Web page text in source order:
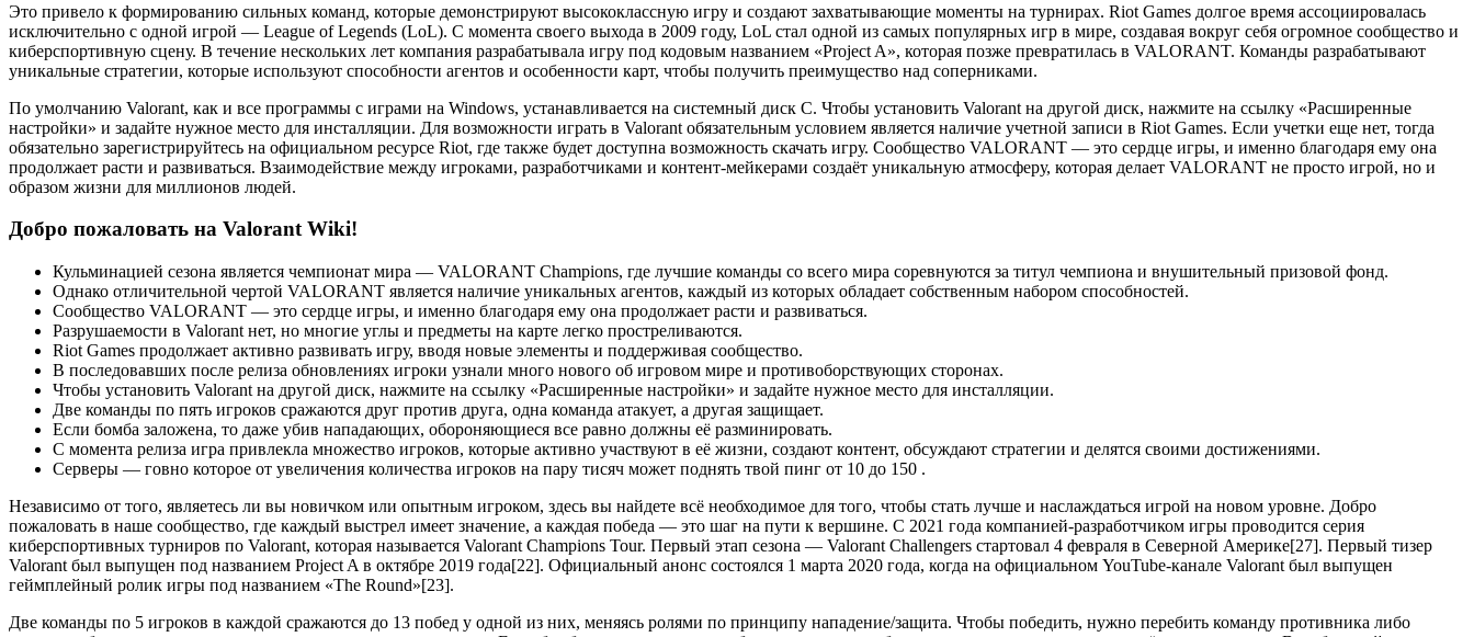
Это привело к формированию сильных команд, которые демонстрируют высококлассную игру и создают захватывающие моменты на турнирах. Riot Games долгое время ассоциировалась
исключительно с одной игрой — League of Legends (LoL). С момента своего выхода в 2009 году, LoL стал одной из самых популярных игр в мире, создавая вокруг себя огромное сообщество и
киберспортивную сцену. В течение нескольких лет компания разрабатывала игру под кодовым названием «Project A», которая позже превратилась в VALORANT. Команды разрабатывают
уникальные стратегии, которые используют способности агентов и особенности карт, чтобы получить преимущество над соперниками.
По умолчанию Valorant, как и все программы с играми на Windows, устанавливается на системный диск C. Чтобы установить Valorant на другой диск, нажмите на ссылку «Расширенные
настройки» и задайте нужное место для инсталляции. Для возможности играть в Valorant обязательным условием является наличие учетной записи в Riot Games. Если учетки еще нет, тогда
обязательно зарегистрируйтесь на официальном ресурсе Riot, где также будет доступна возможность скачать игру. Сообщество VALORANT — это сердце игры, и именно благодаря ему она
продолжает расти и развиваться. Взаимодействие между игроками, разработчиками и контент-мейкерами создаёт уникальную атмосферу, которая делает VALORANT не просто игрой, но и
образом жизни для миллионов людей.
Добро пожаловать на Valorant Wiki!
Кульминацией сезона является чемпионат мира — VALORANT Champions, где лучшие команды со всего мира соревнуются за титул чемпиона и внушительный призовой фонд.
Однако отличительной чертой VALORANT является наличие уникальных агентов, каждый из которых обладает собственным набором способностей.
Сообщество VALORANT — это сердце игры, и именно благодаря ему она продолжает расти и развиваться.
Разрушаемости в Valorant нет, но многие углы и предметы на карте легко простреливаются.
Riot Games продолжает активно развивать игру, вводя новые элементы и поддерживая сообщество.
В последовавших после релиза обновлениях игроки узнали много нового об игровом мире и противоборствующих сторонах.
Чтобы установить Valorant на другой диск, нажмите на ссылку «Расширенные настройки» и задайте нужное место для инсталляции.
Две команды по пять игроков сражаются друг против друга, одна команда атакует, а другая защищает.
Если бомба заложена, то даже убив нападающих, обороняющиеся все равно должны её разминировать.
С момента релиза игра привлекла множество игроков, которые активно участвуют в её жизни, создают контент, обсуждают стратегии и делятся своими достижениями.
Серверы — говно которое от увеличения количества игроков на пару тисяч может поднять твой пинг от 10 до 150 .
Независимо от того, являетесь ли вы новичком или опытным игроком, здесь вы найдете всё необходимое для того, чтобы стать лучше и наслаждаться игрой на новом уровне. Добро
пожаловать в наше сообщество, где каждый выстрел имеет значение, а каждая победа — это шаг на пути к вершине. С 2021 года компанией-разработчиком игры проводится серия
киберспортивных турниров по Valorant, которая называется Valorant Champions Tour. Первый этап сезона — Valorant Challengers стартовал 4 февраля в Северной Америке[27]. Первый тизер
Valorant был выпущен под названием Project A в октябре 2019 года[22]. Официальный анонс состоялся 1 марта 2020 года, когда на официальном YouTube-канале Valorant был выпущен
геймплейный ролик игры под названием «The Round»[23].
Две команды по 5 игроков в каждой сражаются до 13 побед у одной из них, меняясь ролями по принципу нападение/защита. Чтобы победить, нужно перебить команду противника либо